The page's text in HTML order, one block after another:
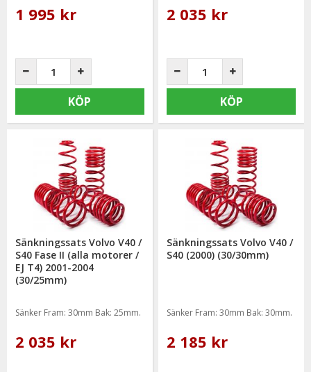
1 995 kr
KÖP
2 035 kr
KÖP
Sänkningssats Volvo V40 /
S40 Fase II (alla motorer /
EJ T4) 2001-2004
(30/25mm)
Sänker Fram: 30mm Bak: 25mm.
2 035 kr
Sänkningssats Volvo V40 /
S40 (2000) (30/30mm)
Sänker Fram: 30mm Bak: 30mm.
2 185 kr